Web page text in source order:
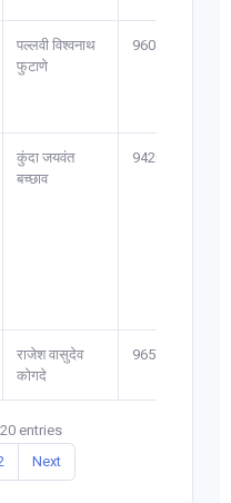
पल्लवी विश्वनाथ
फुटाणे
9604*****8
कुंदा जयवंत
बच्छाव
9420*****5
राजेश वासुदेव
कोगदे
9657*****3
entries
Next